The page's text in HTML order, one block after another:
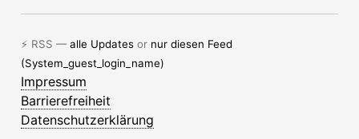
⚡ RSS —alle Updates or nur diesen Feed
(System_guest_login_name)
Impressum
Barrierefreiheit
Datenschutzerklärung